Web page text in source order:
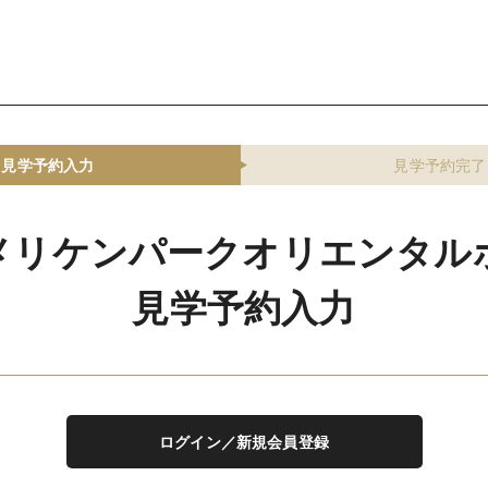
見学予約入力 見学予約完了
リケンパークオリエンタル
見学予約入力
ログイン／新規会員登録